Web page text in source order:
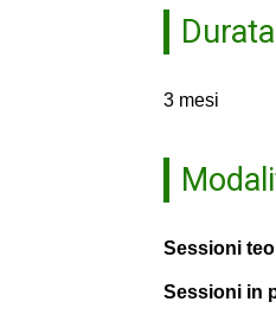
Durata
3 mesi
Sessioni
Sessioni in